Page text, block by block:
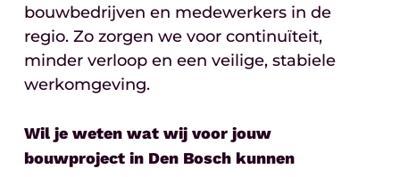
bouwbedrijven en medewerkers in de
regio. Zo zorgen we voor continuïteit,
minder verloop en een veilige, stabiele
werkomgeving.
Wil je weten wat wij voor jouw
bouwproject in Den Bosch kunnen